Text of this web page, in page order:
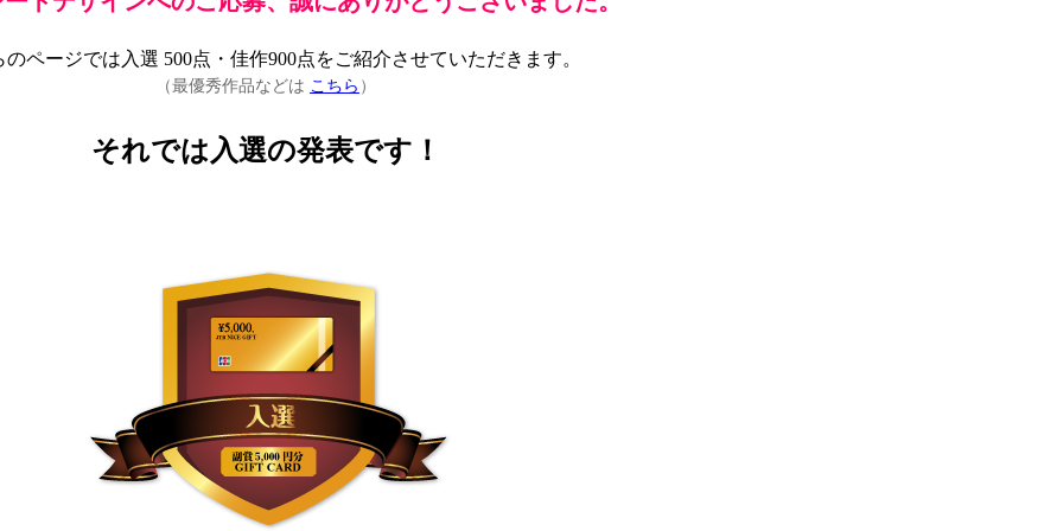
のページでは入選 500点・佳作900点をご紹介させていただきます。
（最優秀作品などは こちら ）
それでは入選の発表です！